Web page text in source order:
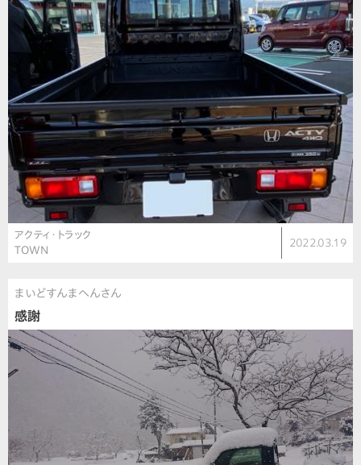
アクティ・トラック
TOWN
2022.03.19
まいどすんまへんさん
感謝